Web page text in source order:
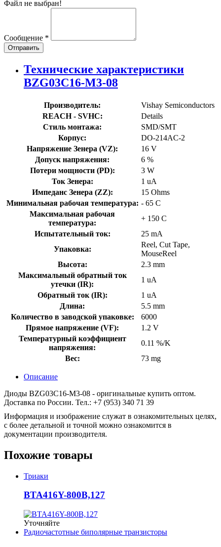
Файл не выбран!
Сообщение *
Отправить
Технические характеристики
BZG03C16-M3-08
Производитель:
Vishay Semiconductors
REACH - SVHC:
Details
Стиль монтажа:
SMD/SMT
Корпус:
DO-214AC-2
Напряжение Зенера (VZ):
16 V
Допуск напряжения:
6 %
Потери мощности (PD):
3 W
Ток Зенера:
1 uA
Импеданс Зенера (ZZ):
15 Ohms
Минимальная рабочая температура: - 65 C
Максимальная рабочая
температура:
+ 150 C
Испытательный ток:
25 mA
Упаковка:
Reel, Cut Tape,
MouseReel
Высота:
2.3 mm
Максимальный обратный ток
утечки (IR):
1 uA
Обратный ток (IR):
1 uA
Длина:
5.5 mm
Количество в заводской упаковке:
6000
Прямое напряжение (VF):
1.2 V
Температурный коэффициент
напряжения:
0.11 %/K
Вес:
73 mg
Описание
Диоды BZG03C16-M3-08 - оригинальные купить оптом.
Доставка по России. Тел.: +7 (953) 340 71 39
Информация и изображение служат в ознакомительных целях,
с более детальной и точной можно ознакомится в
документации производителя.
Похожие товары
Триаки
BTA416Y-800B,127
Уточняйте
Радиочастотные биполярные транзисторы